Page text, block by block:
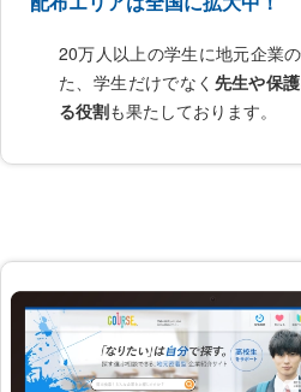
20万人以上の学生に地元企業
た、学生だけでなく 先生や保
る役割も果たしております。